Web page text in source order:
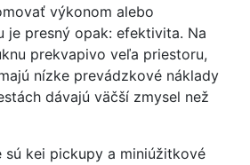
výkonom alebo
je presný opak: efektivita. Na
prekvapivo veľa priestoru,
nízke prevádzkové náklady
dávajú väčší zmysel než
sú kei pickupy a miniúžitkové